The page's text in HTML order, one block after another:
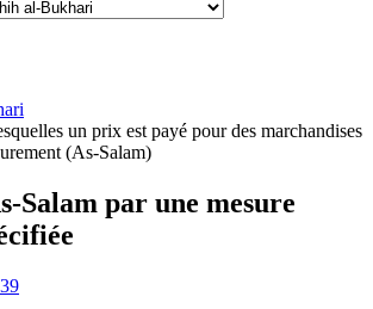
un prix est payé pour des marchandises
(As-Salam)
Salam par une mesure